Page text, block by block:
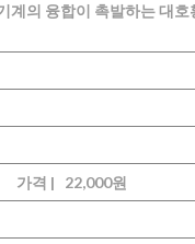
계의 융합이 촉발하는 대호
가격 |
22,000원